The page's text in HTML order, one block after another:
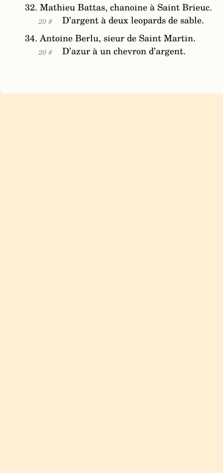
32. Mathieu Battas, chanoine à Saint Brieuc.
20 #
D’argent à deux leopards de sable.
34. Antoine Berlu, sieur de Saint Martin.
20 # D’azur à un chevron d’argent.